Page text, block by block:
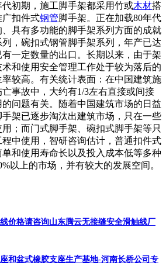
代初期，施工脚手架都采用竹或木材搭
广扣件式钢管脚手架。正在加载80年代
具有多功能的脚手架系列方面的成就
，碗扣式钢管脚手架系列，年产已达
一定数量的出口。长期以来，由于架
和使用安全管理工作处于较为落后的
较高。有关统计表面：在中国建筑施
事故中，大约有1/3左右直接或间接
问题有关。随着中国建筑市场的日益
架已逐步淘汰出建筑市场，只在一些
；而门式脚手架、碗扣式脚手架等只
中使用，智研咨询估计，普通扣件式
和使用寿命长以及投入成本低等多种
以上的市场，并有较大的发展空间。
价格请咨询山东腾云无接缝安全滑触线厂
和盆式橡胶支座生产基地-河南长桥公司专